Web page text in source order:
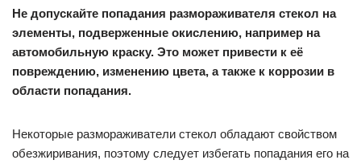
Не допускайте попадания размораживателя стекол на
элементы, подверженные окислению, например на
автомобильную краску. Это может привести к её
повреждению, изменению цвета, а также к коррозии в
области попадания.
Некоторые размораживатели стекол обладают свойством
обезжиривания, поэтому следует избегать попадания его на